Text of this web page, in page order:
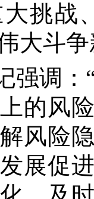
挑战
大斗
强调：
的风
风险
展促